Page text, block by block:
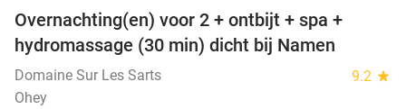
Overnachting(en) voor 2 + ontbijt + spa +
hydromassage (30 min) dicht bij Namen
Domaine Sur Les Sarts 9.2 star
Ohey